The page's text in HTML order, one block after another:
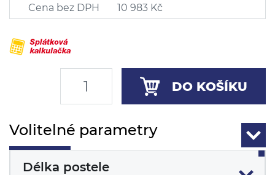
Cena bez DPH 10 983 Kč
DO KOŠÍKU
Volitelné parametry
Délka postele